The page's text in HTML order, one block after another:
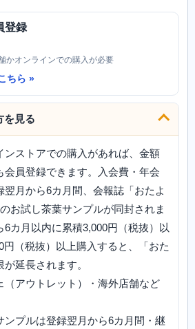
登録
かオンラインでの購入が必要
ちら
を見る
ンストアでの購入があれば、金額
会員登録できます。入会費・年会
翌月から6カ月間、会報誌「おたよ
お試し茶葉サンプルが同封されま
6カ月以内に累積3,000円（税抜）以
円（税抜）以上購入すると、「おた
延長されます。
（アウトレット）・海外店舗など
ンプルは登録翌月から6カ月間・継